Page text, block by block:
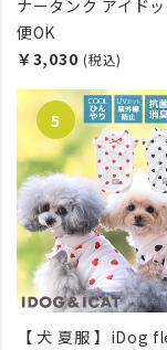
ナータンク アイド
便OK
￥3,030 (税込)
【 犬 夏服 】iDog